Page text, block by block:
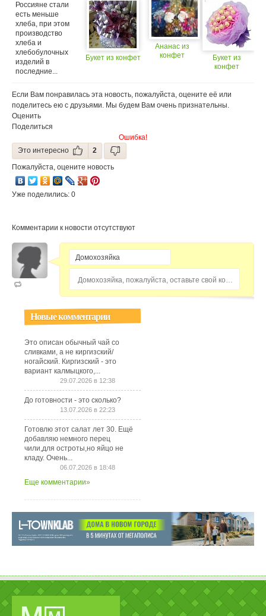
Россияне стали
есть меньше
хлеба, при этом
производство
хлеба и
хлебобулочных
изделий в
последние...
Букет из конфет
Ананас из
конфет
Букет из
конфет
Если Вам понравилась эта новость, пожалуйста, оцените её или
поделитесь ею с друзьями. Мы будем Вам очень признательны.
Оценить
Поделиться
Ошибка!
Это интересно
2
Пожалуйста, оцените новость
Уже поделились: 0
Комментарии к новости отсутствуют
Домохозяйка, пожалуйста, оставьте свой комментарий...
Новые комментарии
Это описан обычный чай со
сливками, а не киргизский/
ногайский. Киргизский - это
вариант калмыцкого,...
29.07.2026 в 12:38
До готовности - это сколько?
13.07.2026 в 22:23
Готовлю этот салат лет 30. Ещё
добавляю немного перец
чили,для остроты,но яйцо не
кладу. Очень...
06.07.2026 в 18:48
Еще комментарии»